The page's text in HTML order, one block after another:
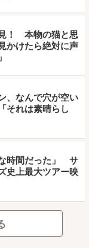
！ 本物の猫と思
かけたら絶対に声
、なんで穴が空い
それは素晴らし
時間だった」 サ
史上最大ツアー映